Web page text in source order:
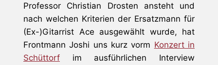
Professor Christian Drosten ansteht und
nach welchen Kriterien der Ersatzmann für
(Ex-)Gitarrist Ace ausgewählt wurde, hat
Frontmann Joshi uns kurz vorm Konzert in
Schüttorf im ausführlichen Interview